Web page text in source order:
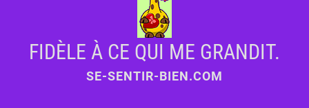
FIDÈLE À CE QUI ME GRANDIT.
SE-SENTIR-BIEN.COM